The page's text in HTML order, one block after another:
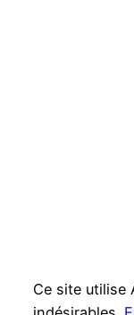
Ce site utilise